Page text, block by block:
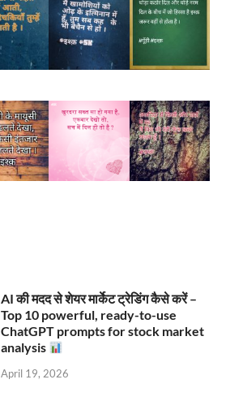
AI की मदद से शेयर मार्केट ट्रेडिंग कैसे करें –
Top 10 powerful, ready-to-use
ChatGPT prompts for stock market
analysis
April 19, 2026